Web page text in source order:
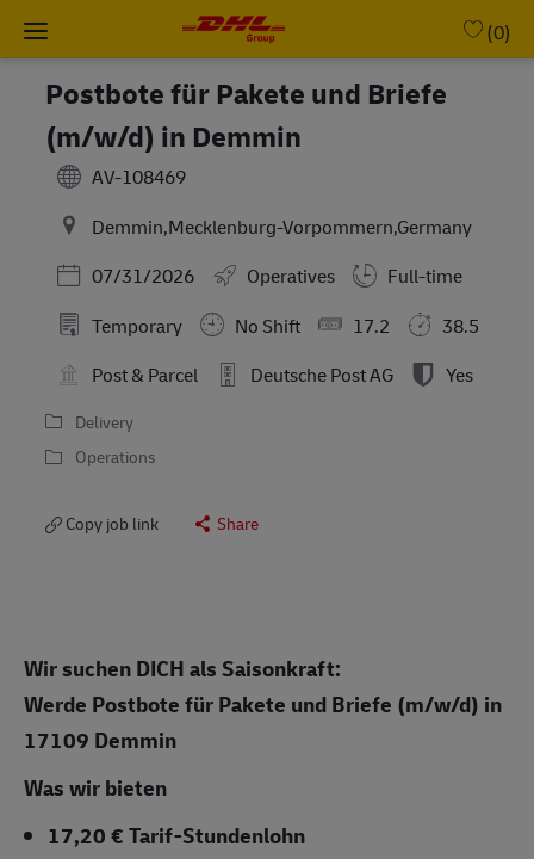
Skip to main content
(0)
Postbote für Pakete und Briefe
(m/w/d) in Demmin
AV-108469
Demmin,Mecklenburg-Vorpommern,Germany
Posted Date
07/31/2026 Operatives
Full-time
Temporary
No Shift 17.2
38.5
Post & Parcel
Deutsche Post AG Yes
Delivery
Operations
Copy job link Share
Wir suchen DICH als Saisonkraft:
Werde Postbote für Pakete und Briefe (m/w/d) in
17109 Demmin
Was wir bieten
17,20 € Tarif-Stundenlohn